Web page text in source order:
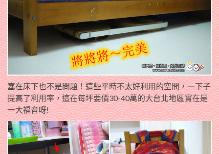
塞在床下也不是問題！這些平時不太好利用的空間，一下子
提高了利用率，這在每坪要價30-40萬的大台北地區實在是
一大福音呀!